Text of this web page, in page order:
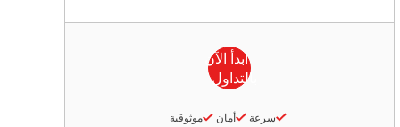
سرعة أمان موثوقية